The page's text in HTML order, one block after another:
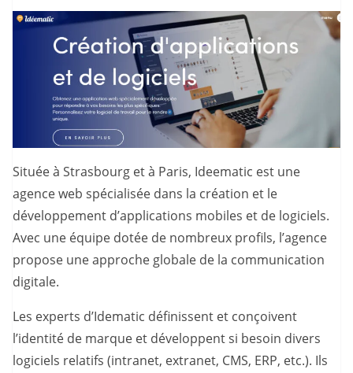
Située à Strasbourg et à Paris, Ideematic est une
agence web spécialisée dans la création et le
développement d’applications mobiles et de logiciels.
Avec une équipe dotée de nombreux profils, l’agence
propose une approche globale de la communication
digitale.
Les experts d’Idematic définissent et conçoivent
l’identité de marque et développent si besoin divers
logiciels relatifs (intranet, extranet, CMS, ERP, etc.). Ils